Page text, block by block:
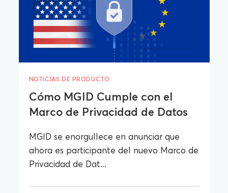
NOTICIAS DE PRODUCTO
Cómo MGID Cumple con el
Marco de Privacidad de Datos
MGID se enorgullece en anunciar que
ahora es participante del nuevo Marco de
Privacidad de Dat...